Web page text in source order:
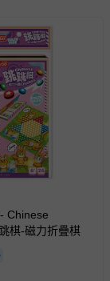
內提出），如為
處理，若非瑕疵
查詢該筆訂單，
關退貨問題，請
將依序為您處理
，而該訂單保
贈品亦需一併退
七天鑑賞期/猶
Chinese
棋-磁力折疊棋